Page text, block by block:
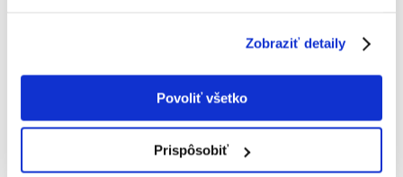
Zobraziť detaily
Povoliť všetko
Prispôsobiť
Smakers Vitaherbal cviklovo-mrkvový. Doplnkové stravy hlodavcov a
Obsahuje prírodné vitamíny.